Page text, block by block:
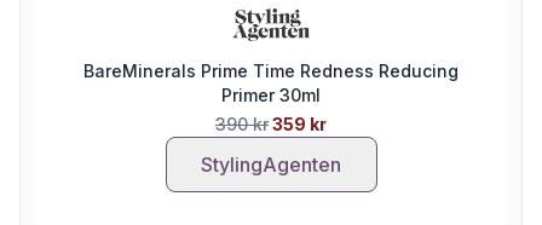
BareMinerals Prime Time Redness Reducing
Primer 30ml
390 kr359 kr
StylingAgenten